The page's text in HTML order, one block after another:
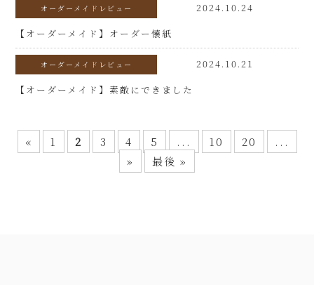
オーダーメイドレビュー
2024.10.24
【オーダーメイド】オーダー懐紙
オーダーメイドレビュー
2024.10.21
【オーダーメイド】素敵にできました
« 1 2 3 4 5 ... 10 20
...
»
最後 »